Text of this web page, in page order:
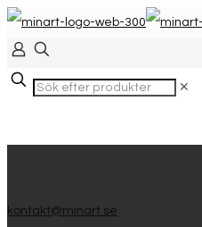
✕
kontakt@minart.se